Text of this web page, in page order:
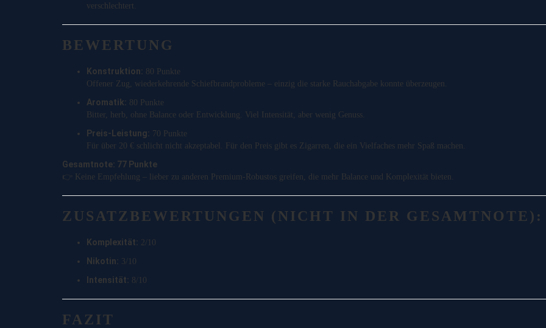
verschlechtert.
BEWERTUNG
Konstruktion: 80 Punkte
Offener Zug, wiederkehrende Schiefbrandprobleme – einzig die starke Rauchabgabe konnte überzeugen.
Aromatik: 80 Punkte
Bitter, herb, ohne Balance oder Entwicklung. Viel Intensität, aber wenig Genuss.
Preis-Leistung: 70 Punkte
Für über 20 € schlicht nicht akzeptabel. Für den Preis gibt es Zigarren, die ein Vielfaches mehr Spaß machen.
Gesamtnote: 77 Punkte
👉 Keine Empfehlung – lieber zu anderen Premium-Robustos greifen, die mehr Balance und Komplexität bieten.
ZUSATZBEWERTUNGEN (NICHT IN DER GESAMTNOTE):
Komplexität: 2/10
Nikotin: 3/10
Intensität: 8/10
FAZIT